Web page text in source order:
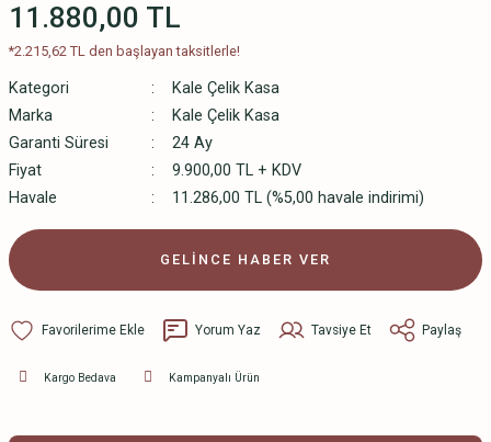
11.880,00 TL
*2.215,62 TL den başlayan taksitlerle!
Kategori
Kale Çelik Kasa
Marka
Kale Çelik Kasa
Garanti Süresi
24 Ay
Fiyat
9.900,00 TL + KDV
Havale
11.286,00 TL (%5,00 havale indirimi)
GELİNCE HABER VER
Yorum Yaz Tavsiye Et Paylaş
Kargo Bedava Kampanyalı Ürün